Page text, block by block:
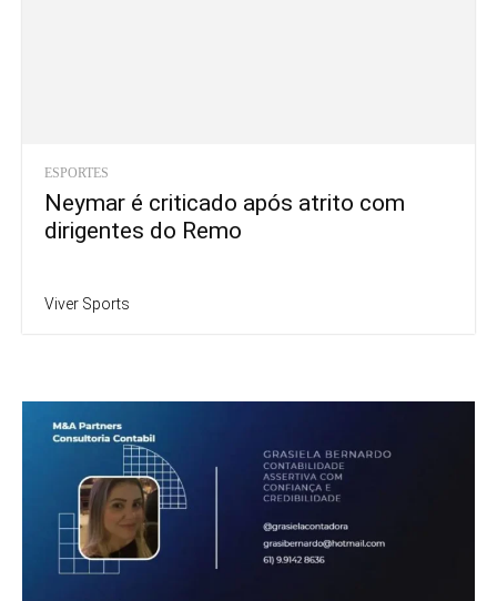
ESPORTES
Neymar é criticado após atrito com
dirigentes do Remo
Viver Sports